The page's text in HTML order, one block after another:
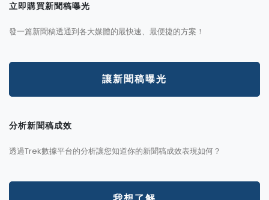
立即購買新聞稿曝光
發一篇新聞稿透通到各大媒體的最快速、最便捷的方案！
讓新聞稿曝光
分析新聞稿成效
透過Trek數據平台的分析讓您知道你的新聞稿成效表現如何？